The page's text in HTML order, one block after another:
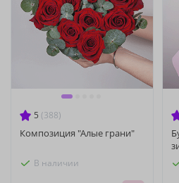
5 (388)
Композиция "Алые грани"
В наличии